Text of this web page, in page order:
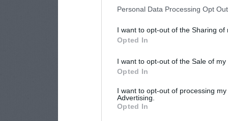
Personal Data Processing Opt
I want to opt-out of the Sharing of
Opted In
I want to opt-out of the Sale of
Opted In
I want to opt-out of processing
Advertising.
Opted In